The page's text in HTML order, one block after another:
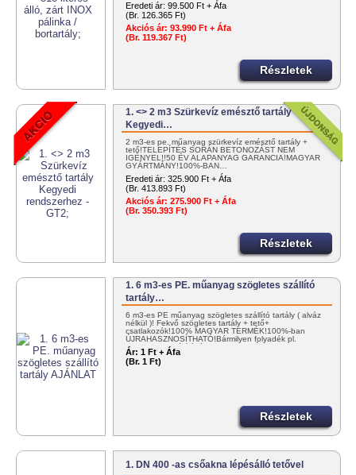
Eredeti ár: 99.500 Ft + Áfa
(Br. 126.365 Ft)
Akciós ár: 93.990 Ft + Áfa
(Br. 119.367 Ft)
Részletek
1. <> 2 m3 Szürkevíz emésztő tartály
Kegyedi…
2 m3-es pe. műanyag szürkevíz emésztő tartály +
tető!TELEPÍTÉS SORÁN BETONOZÁST NEM
IGÉNYEL!!50 ÉV ALAPANYAG GARANCIA!MAGYAR
GYÁRTMÁNY!100%-BAN…
Eredeti ár: 325.900 Ft + Áfa
(Br. 413.893 Ft)
Akciós ár: 275.900 Ft + Áfa
(Br. 350.393 Ft)
Részletek
1. 6 m3-es PE. műanyag szögletes szállító
tartály…
6 m3-es PE műanyag szögletes szállító tartály ( alváz
nélkül )! Fekvő szögletes tartály + tető+
csatlakozók!100% MAGYAR TERMÉK!100%-ban
ÚJRAHASZNOSÍTHATÓ!Bármilyen folyadék pl.
NITROSOL szállítására! KEDVEZMÉNYES…
Ár: 1 Ft + Áfa
(Br. 1 Ft)
Részletek
1. DN 400 -as csőakna lépésálló tetővel